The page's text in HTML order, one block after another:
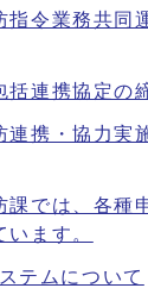
指令業務共同
括連携協定の
連携・協力実
課では、各種
ます。
テムについて